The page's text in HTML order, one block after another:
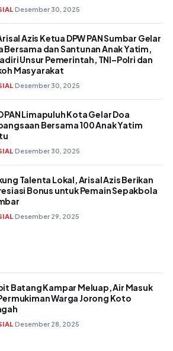
Desember 30, 2025
Azis Ketua DPW PAN Sumbar Gelar
Bersama dan Santunan Anak Yatim,
Unsur Pemerintah, TNI–Polri dan
Masyarakat
Desember 30, 2025
PAN Limapuluh Kota Gelar Doa
Bersama 100 Anak Yatim
Desember 30, 2025
Talenta Lokal, Arisal Azis Berikan
Bonus untuk Pemain Sepakbola
Desember 29, 2025
Batang Kampar Meluap, Air Masuk
Warga Jorong Koto
Desember 28, 2025